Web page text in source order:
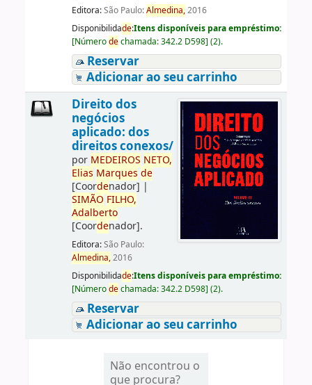
Editora:São Paulo:Almedina,2016
Disponibilidade:Itens disponíveis para empréstimo:
[Númerodechamada:342.2 D598] (2).
Reservar
Adicionar ao seu carrinho
Direito dos
negócios
aplicado: dos
direitos conexos/
por MEDEIROS NETO,
Elias Marques de
[Coordenador] |
SIMÃO FILHO,
Adalberto
[Coordenador].
Editora:São Paulo:
Almedina,2016
Disponibilidade:Itens disponíveis para empréstimo:
[Númerodechamada:342.2 D598] (2).
Reservar
Adicionar ao seu carrinho
Não encontrou o
que procura?